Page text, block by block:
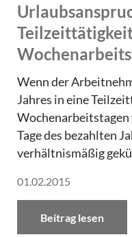
Wenn der
Jahres in eine
Wochenarbeitstagen
Tage des bezahlten
verhältnismäßig
01.02.2015
Beitrag lesen